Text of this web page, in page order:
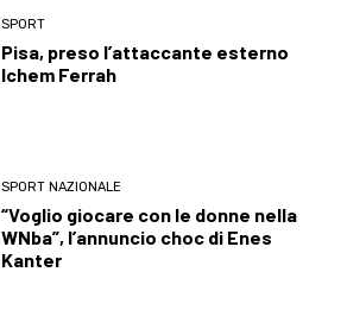
SPORT
Pisa, preso l’attaccante esterno
Ichem Ferrah
SPORT NAZIONALE
“Voglio giocare con le donne nella
WNba”, l’annuncio choc di Enes
Kanter